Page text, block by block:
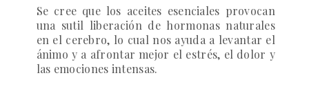
Se cree que los aceites esenciales provocan
una sutil liberación de hormonas naturales
en el cerebro, lo cual nos ayuda a levantar el
ánimo y a afrontar mejor el estrés, el dolor y
las emociones intensas.